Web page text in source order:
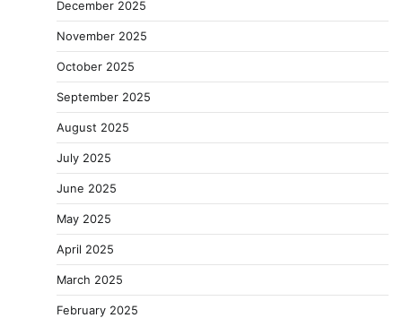
December 2025
November 2025
October 2025
September 2025
August 2025
July 2025
June 2025
May 2025
April 2025
March 2025
February 2025